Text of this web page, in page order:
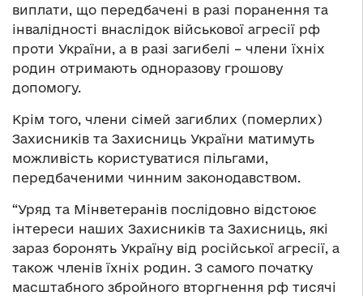
виплати, що передбачені в разі поранення та
інвалідності внаслідок військової агресії рф
проти України, а в разі загибелі – члени їхніх
родин отримають одноразову грошову
допомогу.
Крім того, члени сімей загиблих (померлих)
Захисників та Захисниць України матимуть
можливість користуватися пільгами,
передбаченими чинним законодавством.
“Уряд та Мінветеранів послідовно відстоює
інтереси наших Захисників та Захисниць, які
зараз боронять Україну від російської агресії, а
також членів їхніх родин. З самого початку
масштабного збройного вторгнення рф тисячі